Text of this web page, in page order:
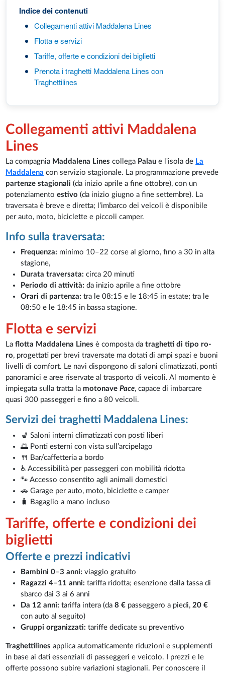
Indice dei contenuti
Collegamenti attivi Maddalena Lines
Flotta e servizi
Tariffe, offerte e condizioni dei biglietti
Prenota i traghetti Maddalena Lines con
Traghettilines
Collegamenti attivi Maddalena
Lines
La compagnia Maddalena Lines collega Palaue l'isola de La
Maddalena con servizio stagionale. La programmazione prevede
partenze stagionali(da inizio aprile a fine ottobre), con un
potenziamentoestivo (da inizio giugno a fine settembre). La
traversata è breve e diretta; l’imbarco dei veicoli è disponibile
per auto, moto, biciclette e piccoli camper.
Info sulla traversata:
Frequenza: minimo 10–22 corse al giorno, fino a 30 in alta
stagione,
Durata traversata: circa 20 minuti
Periodo di attività: da inizio aprile a fine ottobre
Orari di partenza:tra le 08:15 e le 18:45 in estate; tra le
08:50 e le 18:45 in bassa stagione.
Flotta e servizi
Laflotta Maddalena Lines è composta datraghetti di tipo ro-
ro, progettati per brevi traversate ma dotati di ampi spazi e buoni
livelli di comfort. Le navi dispongono di saloni climatizzati, ponti
panoramici e aree riservate al trasporto di veicoli. Al momento è
impiegata sulla tratta la motonavePace, capace di imbarcare
quasi 300 passeggeri e fino a 80 veicoli.
Servizi dei traghetti Maddalena Lines:
💺 Saloni interni climatizzati con posti liberi
🌅 Ponti esterni con vista sull’arcipelago
🍴 Bar/caffetteria a bordo
♿ Accessibilità per passeggeri con mobilità ridotta
🐾 Accesso consentito agli animali domestici
🚗 Garage per auto, moto, biciclette e camper
🧳 Bagaglio a mano incluso
Tariffe, offerte e condizioni dei
biglietti
Offerte e prezzi indicativi
Bambini 0–3 anni: viaggio gratuito
Ragazzi 4–11 anni: tariffa ridotta; esenzione dalla tassa di
sbarco dai 3 ai 6 anni
Da 12 anni: tariffa intera (da8 € passeggero a piedi,20 €
con auto al seguito)
Gruppi organizzati: tariffe dedicate su preventivo
Traghettilines applica automaticamente riduzioni e supplementi
in base ai dati essenziali di passeggeri e veicolo. I prezzi e le
offerte possono subire variazioni stagionali. Per conoscere il